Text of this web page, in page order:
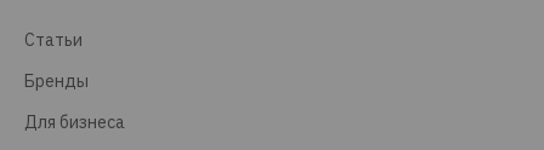
Статьи
Бренды
Для бизнеса